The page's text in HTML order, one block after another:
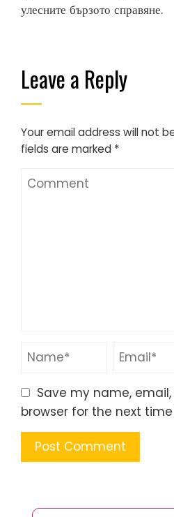
улесните бързото справяне.
Leave a Reply
Your email address will not
fields are marked *
Save my name,
browser for the next